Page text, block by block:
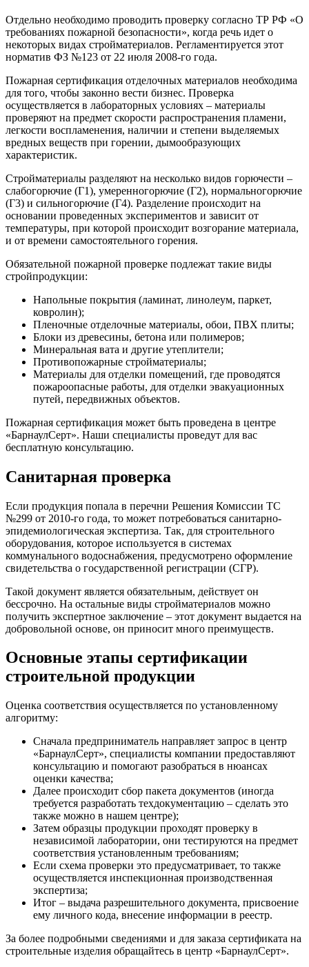
Отдельно необходимо проводить проверку согласно ТР РФ «О
требованиях пожарной безопасности», когда речь идет о
некоторых видах стройматериалов. Регламентируется этот
норматив ФЗ №123 от 22 июля 2008-го года.
Пожарная сертификация отделочных материалов необходима
для того, чтобы законно вести бизнес. Проверка
осуществляется в лабораторных условиях – материалы
проверяют на предмет скорости распространения пламени,
легкости воспламенения, наличии и степени выделяемых
вредных веществ при горении, дымообразующих
характеристик.
Стройматериалы разделяют на несколько видов горючести –
слабогорючие (Г1), умеренногорючие (Г2), нормальногорючие
(Г3) и сильногорючие (Г4). Разделение происходит на
основании проведенных экспериментов и зависит от
температуры, при которой происходит возгорание материала,
и от времени самостоятельного горения.
Обязательной пожарной проверке подлежат такие виды
стройпродукции:
Напольные покрытия (ламинат, линолеум, паркет,
ковролин);
Пленочные отделочные материалы, обои, ПВХ плиты;
Блоки из древесины, бетона или полимеров;
Минеральная вата и другие утеплители;
Противопожарные стройматериалы;
Материалы для отделки помещений, где проводятся
пожароопасные работы, для отделки эвакуационных
путей, передвижных объектов.
Пожарная сертификация может быть проведена в центре
«БарнаулСерт». Наши специалисты проведут для вас
бесплатную консультацию.
Санитарная проверка
Если продукция попала в перечни Решения Комиссии ТС
№299 от 2010-го года, то может потребоваться санитарно-
эпидемиологическая экспертиза. Так, для строительного
оборудования, которое используется в системах
коммунального водоснабжения, предусмотрено оформление
свидетельства о государственной регистрации (СГР).
Такой документ является обязательным, действует он
бессрочно. На остальные виды стройматериалов можно
получить экспертное заключение – этот документ выдается на
добровольной основе, он приносит много преимуществ.
Основные этапы сертификации
строительной продукции
Оценка соответствия осуществляется по установленному
алгоритму:
Сначала предприниматель направляет запрос в центр
«БарнаулСерт», специалисты компании предоставляют
консультацию и помогают разобраться в нюансах
оценки качества;
Далее происходит сбор пакета документов (иногда
требуется разработать техдокументацию – сделать это
также можно в нашем центре);
Затем образцы продукции проходят проверку в
независимой лаборатории, они тестируются на предмет
соответствия установленным требованиям;
Если схема проверки это предусматривает, то также
осуществляется инспекционная производственная
экспертиза;
Итог – выдача разрешительного документа, присвоение
ему личного кода, внесение информации в реестр.
За более подробными сведениями и для заказа сертификата на
строительные изделия обращайтесь в центр «БарнаулСерт».